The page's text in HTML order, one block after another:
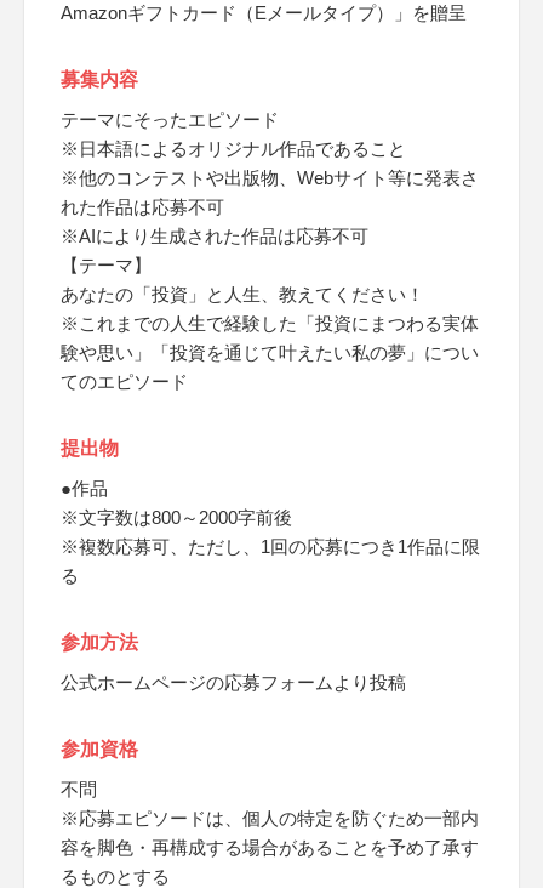
Amazonギフトカード（Eメールタイプ）」を贈呈
募集内容
テーマにそったエピソード
※日本語によるオリジナル作品であること
※他のコンテストや出版物、Webサイト等に発表さ
れた作品は応募不可
※AIにより生成された作品は応募不可
【テーマ】
あなたの「投資」と人生、教えてください！
※これまでの人生で経験した「投資にまつわる実体
験や思い」「投資を通じて叶えたい私の夢」につい
てのエピソード
提出物
●作品
※文字数は800～2000字前後
※複数応募可、ただし、1回の応募につき1作品に限
る
参加方法
公式ホームページの応募フォームより投稿
参加資格
不問
※応募エピソードは、個人の特定を防ぐため一部内
容を脚色・再構成する場合があることを予め了承す
るものとする